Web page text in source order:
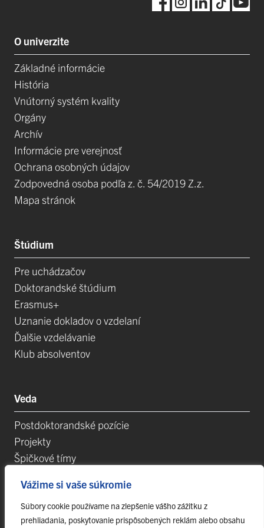
Vážime si vaše súkromie
Súbory cookie používame na zlepšenie vášho zážitku z
prehliadania, poskytovanie prispôsobených reklám alebo obsahu
O univerzite
Základné informácie
História
Vnútorný systém kvality
Orgány
Archív
Informácie pre verejnosť
Ochrana osobných údajov
Zodpovedná osoba podľa z. č. 54/2019 Z.z.
Mapa stránok
Štúdium
Pre uchádzačov
Doktorandské štúdium
Erasmus+
Uznanie dokladov o vzdelaní
Ďalšie vzdelávanie
Klub absolventov
Veda
Postdoktorandské pozície
Projekty
Špičkové tímy
Vedecké parky
Evidencia publikačnej činnosti
Habilitačné a vymenúvacie konania